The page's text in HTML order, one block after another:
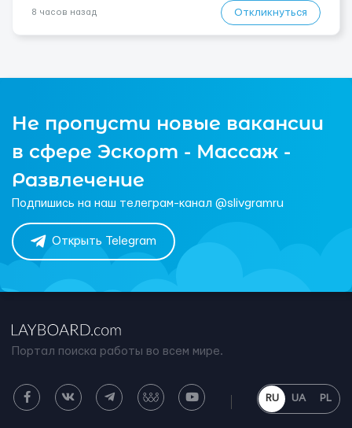
8 часов назад Откликнуться
Не пропусти новые вакансии
в сфере Эскорт - Массаж -
Развлечение
Подпишись на наш телеграм-канал @slivgramru
Открыть Telegram
Портал поиска работы во всем мире.
RU UA PL